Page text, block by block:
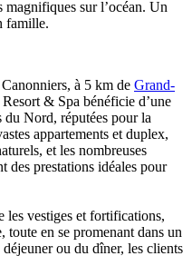
sur l’océan. Un
famille.
à 5 km de Grand-
& Spa bénéficie d’une
Nord, réputées pour la
appartements et duplex,
et les nombreuses
des prestations idéales pour
les vestiges et fortifications,
toute en se promenant dans un
ou du dîner, les clients